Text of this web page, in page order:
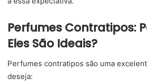
Perfumes Contratipos:
Eles São Ideais?
Perfumes contratipos são uma
deseja: